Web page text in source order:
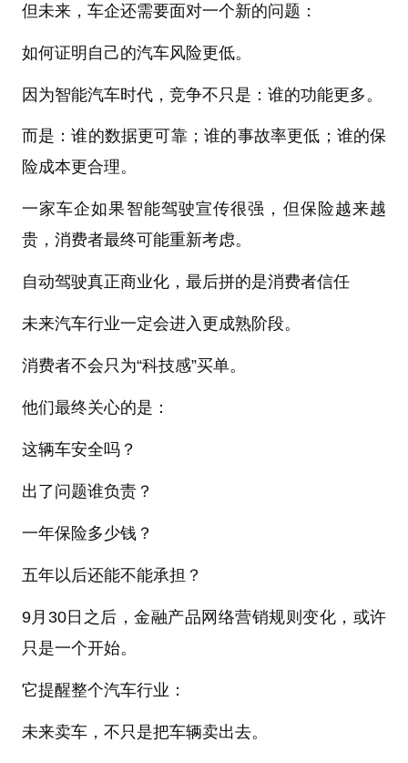
但未来，车企还需要面对一个新的问题：
如何证明自己的汽车风险更低。
因为智能汽车时代，竞争不只是：谁的功能更多。
而是：谁的数据更可靠；谁的事故率更低；谁的保
险成本更合理。
一家车企如果智能驾驶宣传很强，但保险越来越
贵，消费者最终可能重新考虑。
自动驾驶真正商业化，最后拼的是消费者信任
未来汽车行业一定会进入更成熟阶段。
消费者不会只为“科技感”买单。
他们最终关心的是：
这辆车安全吗？
出了问题谁负责？
一年保险多少钱？
五年以后还能不能承担？
9月30日之后，金融产品网络营销规则变化，或许
只是一个开始。
它提醒整个汽车行业：
未来卖车，不只是把车辆卖出去。